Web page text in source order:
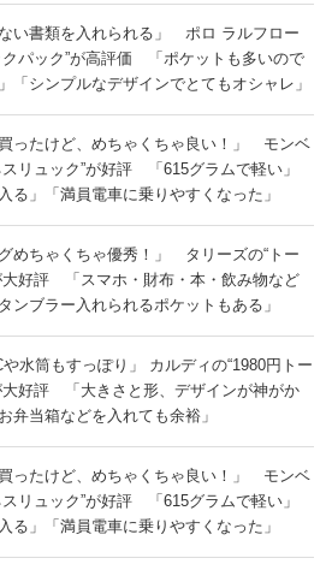
ない書類を入れられる」 ポロ ラルフロー
クパック”が高評価 「ポケットも多いので
「シンプルなデザインでとてもオシャレ」
買ったけど、めちゃくちゃ良い！」 モンベ
スリュック”が好評 「615グラムで軽い」
る」「満員電車に乗りやすくなった」
グめちゃくちゃ優秀！」 タリーズの“トー
大好評 「スマホ・財布・本・飲み物など
ンブラー入れられるポケットもある」
や水筒もすっぽり」 カルディの“1980円トー
大好評 「大きさと形、デザインが神がか
弁当箱などを入れても余裕」
買ったけど、めちゃくちゃ良い！」 モンベ
スリュック”が好評 「615グラムで軽い」
る」「満員電車に乗りやすくなった」